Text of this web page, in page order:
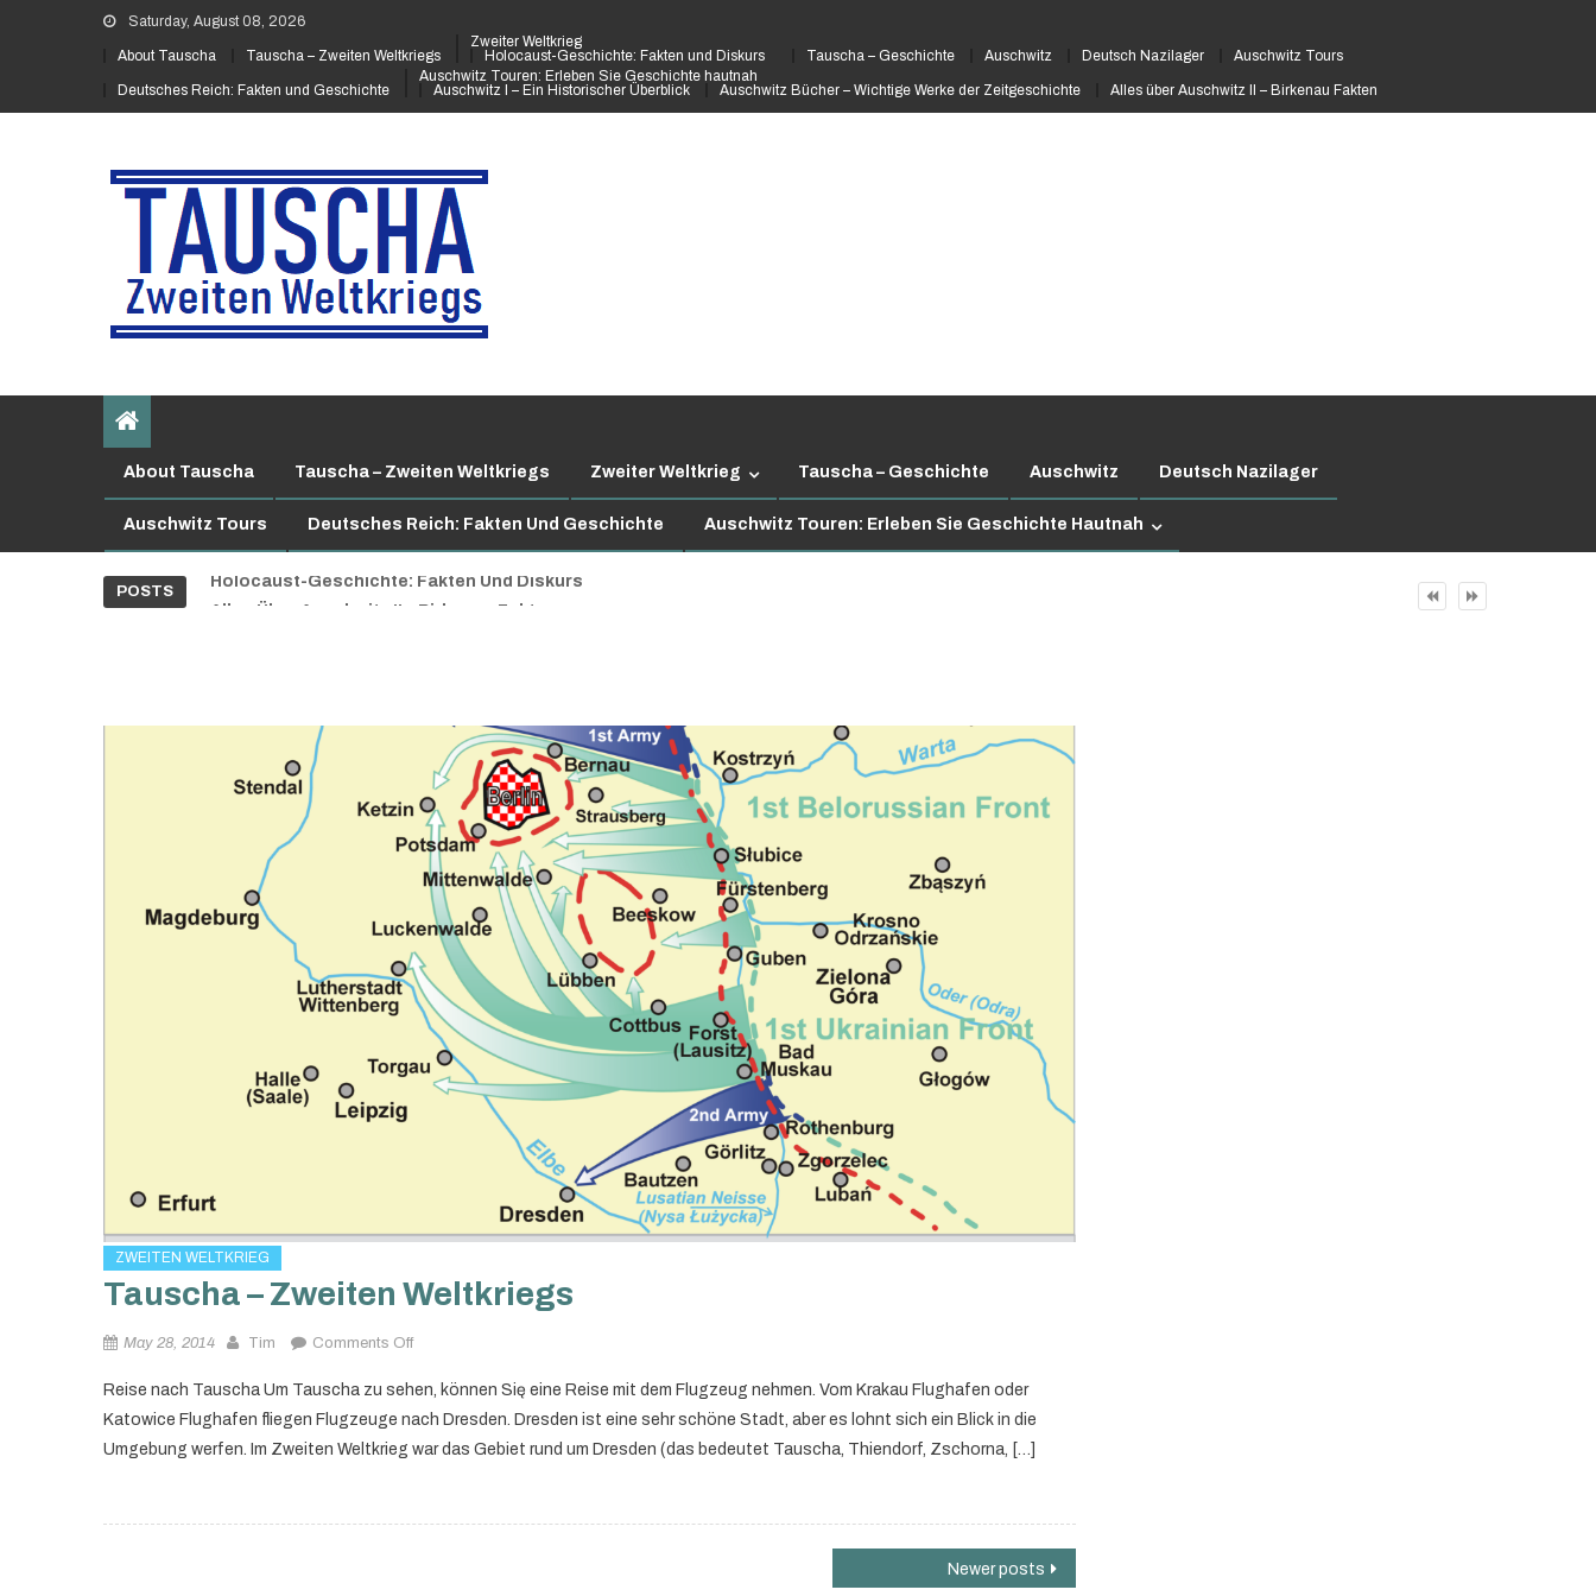
Saturday, August 08, 2026
About Tauscha Tauscha – Zweiten Weltkriegs
Zweiter Weltkrieg
Holocaust-Geschichte: Fakten und Diskurs
Tauscha – Geschichte Auschwitz Deutsch Nazilager Auschwitz Tours
Deutsches Reich: Fakten und Geschichte
Auschwitz Touren: Erleben Sie Geschichte hautnah
Auschwitz I – Ein Historischer Überblick
Auschwitz Bücher – Wichtige Werke der Zeitgeschichte Alles über Auschwitz II – Birkenau Fakten
About Tauscha Tauscha – Zweiten Weltkriegs Zweiter Weltkrieg Tauscha – Geschichte Auschwitz Deutsch Nazilager
Auschwitz Tours Deutsches Reich: Fakten Und Geschichte Auschwitz Touren: Erleben Sie Geschichte Hautnah
POSTS
Holocaust-Geschichte: Fakten Und Diskurs
Alles Über Auschwitz II – Birkenau Fakten
Holocaust-Geschichte: Fakten Und Diskurs
ZWEITEN WELTKRIEG
Tauscha – Zweiten Weltkriegs
May 28, 2014 Tim Comments Offon
–
Zweiten
Weltkriegs
Reise nach Tauscha Um Tauscha zu sehen, können Się eine Reise mit dem Flugzeug nehmen. Vom Krakau Flughafen oder
Katowice Flughafen fliegen Flugzeuge nach Dresden. Dresden ist eine sehr schöne Stadt, aber es lohnt sich ein Blick in die
Umgebung werfen. Im Zweiten Weltkrieg war das Gebiet rund um Dresden (das bedeutet Tauscha, Thiendorf, Zschorna, […]
Newer posts